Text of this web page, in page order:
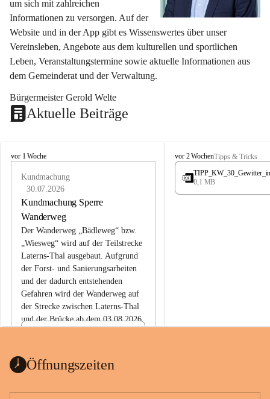
um sich mit zahlreichen
Informationen zu versorgen. Auf der
Website und in der App gibt es Wissenswertes über unser
Vereinsleben, Angebote aus dem kulturellen und sportlichen
Leben, Veranstaltungstermine sowie aktuelle Informationen aus
dem Gemeinderat und der Verwaltung.
Bürgermeister Gerold Welte
Aktuelle Beiträge
L
vor 1 Woche
Kundmachung
30.07.2026
Kundmachung Sperre
Wanderweg
Der Wanderweg „Bädleweg“ bzw.
„Wiesweg“ wird auf der Teilstrecke
Laterns-Thal ausgebaut. Aufgrund
der Forst- und Sanierungsarbeiten
und der dadurch entstehenden
Gefahren wird der Wanderweg auf
der Strecke zwischen Laterns-Thal
und der Brücke ab dem 03.08.2026
ht
1 Seite•0,1 MB
L
a
e
vor 2 WochenTipps & Tricks
0,1 MB
Öffnungszeiten